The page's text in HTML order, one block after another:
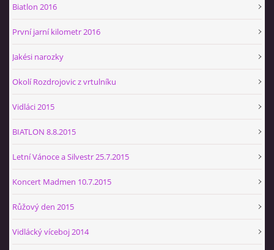
Biatlon 2016
První jarní kilometr 2016
Jakési narozky
Okolí Rozdrojovic z vrtulníku
Vidláci 2015
BIATLON 8.8.2015
Letní Vánoce a Silvestr 25.7.2015
Koncert Madmen 10.7.2015
Růžový den 2015
Vidlácký víceboj 2014